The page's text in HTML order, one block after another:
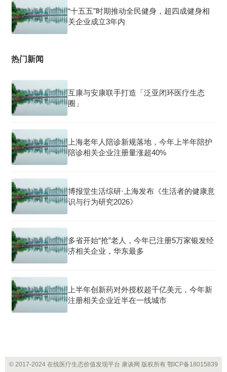
“十五五”时期推动全民健身，超四成健身相
关企业成立3年内
热门新闻
互康与安康联手打造「泛亚闭环医疗生态
圈」
上海老年人陪诊新规落地，今年上半年陪护
陪诊相关企业注册量涨超40%
博报堂生活综研·上海发布《生活者的健康意
识与行为研究2026》
多省开始“抢”老人，今年已注册5万家银发经
济相关企业，华东最多
上半年创新药对外授权超千亿美元，今年新
注册相关企业近半在一线城市
© 2017-2024 在线医疗生态价值发现平台 康谈网 版权所有 鄂ICP备18015839